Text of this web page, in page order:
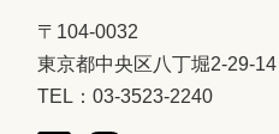
〒104-0032
東京都中央区八丁堀2-29-
TEL：03-3523-2240